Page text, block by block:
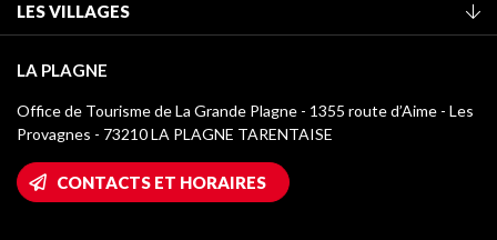
Classement des meublés
Taxe de séjour
Médiathèque
Logos La Plagne
Accès Wifi
Maison des Propriétaires
LES VILLAGES
Champagny-en-Vanoise
Montchavin - Les Coches
Plagne 1800
LA PLAGNE
Office de Tourisme de La Grande Plagne - 1355 route d’Aime - Les
Provagnes - 73210 LA PLAGNE TARENTAISE
CONTACTS ET HORAIRES